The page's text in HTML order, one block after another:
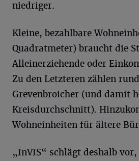
niedriger.
Kleine, bezahlbare
Quadratmeter) braucht die
Alleinerziehende oder
Zu den Letzteren zählen
Grevenbroicher (und damit
Kreisdurchschnitt).
Wohneinheiten für ältere
„InVIS“ schlägt deshalb